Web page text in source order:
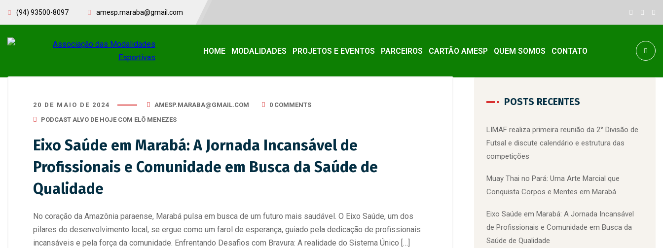
(94) 93500-8097 amesp.maraba@gmail.com
HOME MODALIDADES PROJETOS E EVENTOS PARCEIROS CARTÃO AMESP QUEM SOMOS CONTATO
20 DE MAIO DE 2024 AMESP.MARABA@GMAIL.COM
0 COMMENTS
PODCAST ALVO DE HOJE COM ELÔ MENEZES
Eixo Saúde em Marabá: A Jornada Incansável de
Profissionais e Comunidade em Busca da Saúde de
Qualidade
No coração da Amazônia paraense, Marabá pulsa em busca de um futuro mais saudável. O Eixo Saúde, um dos
pilares do desenvolvimento local, se ergue como um farol de esperança, guiado pela dedicação de profissionais
incansáveis e pela força da comunidade. Enfrentando Desafios com Bravura: A realidade do Sistema Único […]
POSTS RECENTES
LIMAF realiza primeira reunião da 2° Divisão de
Futsal e discute calendário e estrutura das
competições
Muay Thai no Pará: Uma Arte Marcial que
Conquista Corpos e Mentes em Marabá
Eixo Saúde em Marabá: A Jornada Incansável
de Profissionais e Comunidade em Busca da
Saúde de Qualidade